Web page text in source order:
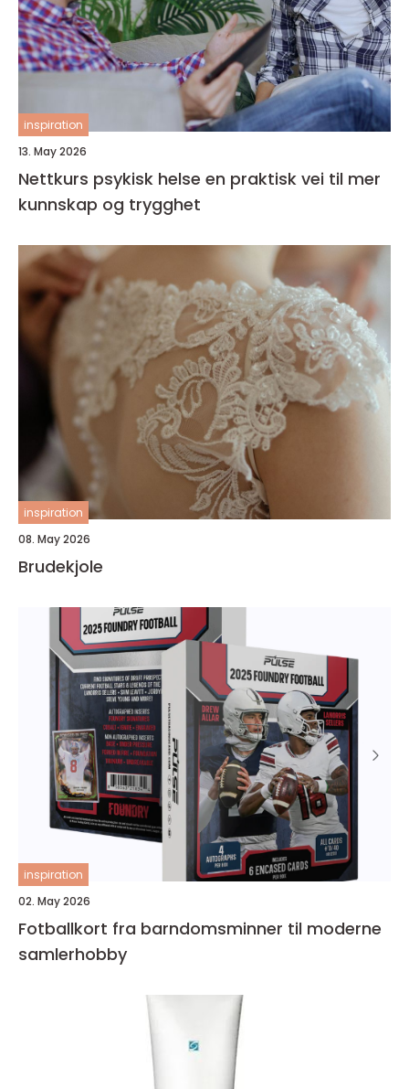
inspiration
13. May 2026
Nettkurs psykisk helse en praktisk vei til mer
kunnskap og trygghet
inspiration
08. May 2026
Brudekjole
inspiration
02. May 2026
Fotballkort fra barndomsminner til moderne
samlerhobby